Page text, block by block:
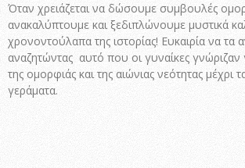
Όταν χρειάζεται να δώσουμε συμβουλές
ανακαλύπτουμε και ξεδιπλώνουμε μυστικά
χρονοντούλαπα της ιστορίας! Ευκαιρία να τα
αναζητώντας αυτό που οι γυναίκες γνώριζαν
της ομορφιάς και της αιώνιας νεότητας μέχρι
γεράματα.